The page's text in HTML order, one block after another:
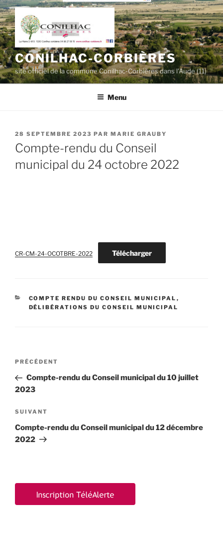
Aller
au
contenu
principal
CONILHAC-CORBIÈRES
site officiel de la commune Conilhac-Corbières dans l'Aude (11)
Menu
PUBLIÉ
LE
28 SEPTEMBRE 2023 PAR MARIE GRAUBY
Compte-rendu du Conseil
municipal du 24 octobre 2022
CR-CM-24-OCOTBRE-2022 Télécharger
CATÉGORIES
COMPTE RENDU DU CONSEIL MUNICIPAL ,
DÉLIBÉRATIONS DU CONSEIL MUNICIPAL
Navigation
l’article
Article
précédent
PRÉCÉDENT
Compte-rendu du Conseil municipal du 10 juillet
2023
Article
suivant
SUIVANT
Compte-rendu du Conseil municipal du 12 décembre
2022